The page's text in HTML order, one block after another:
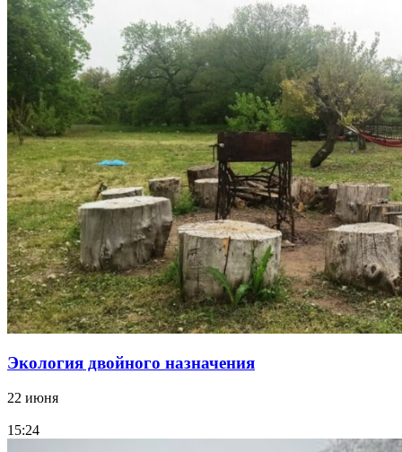
Экология двойного назначения
22 июня
15:24